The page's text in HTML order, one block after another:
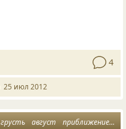
4
25 июл 2012
грусть август приближение осени